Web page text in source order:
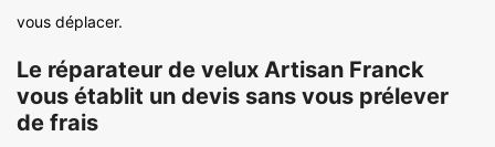
vous déplacer.
Le réparateur de velux Artisan Franck
vous établit un devis sans vous prélever
de frais